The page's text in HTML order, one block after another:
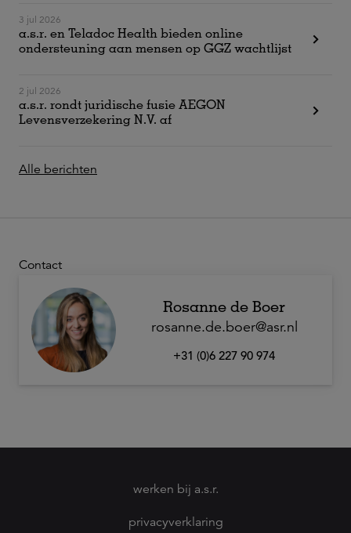
3 jul 2026
a.s.r. en Teladoc Health bieden online
ondersteuning aan mensen op GGZ wachtlijst
2 jul 2026
a.s.r. rondt juridische fusie AEGON
Levensverzekering N.V. af
Alle berichten
Contact
Rosanne de Boer
rosanne.de.boer@asr.nl
+31 (0)6 227 90 974
werken bij a.s.r.
privacyverklaring